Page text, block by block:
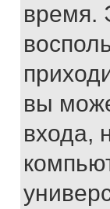
время.
вы
входа,